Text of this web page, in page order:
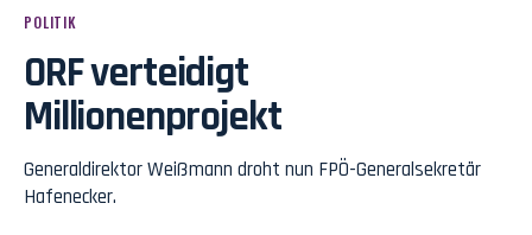
POLITIK
ORF verteidigt
Millionenprojekt
Generaldirektor Weißmann droht nun FPÖ-Generalsekretär
Hafenecker.